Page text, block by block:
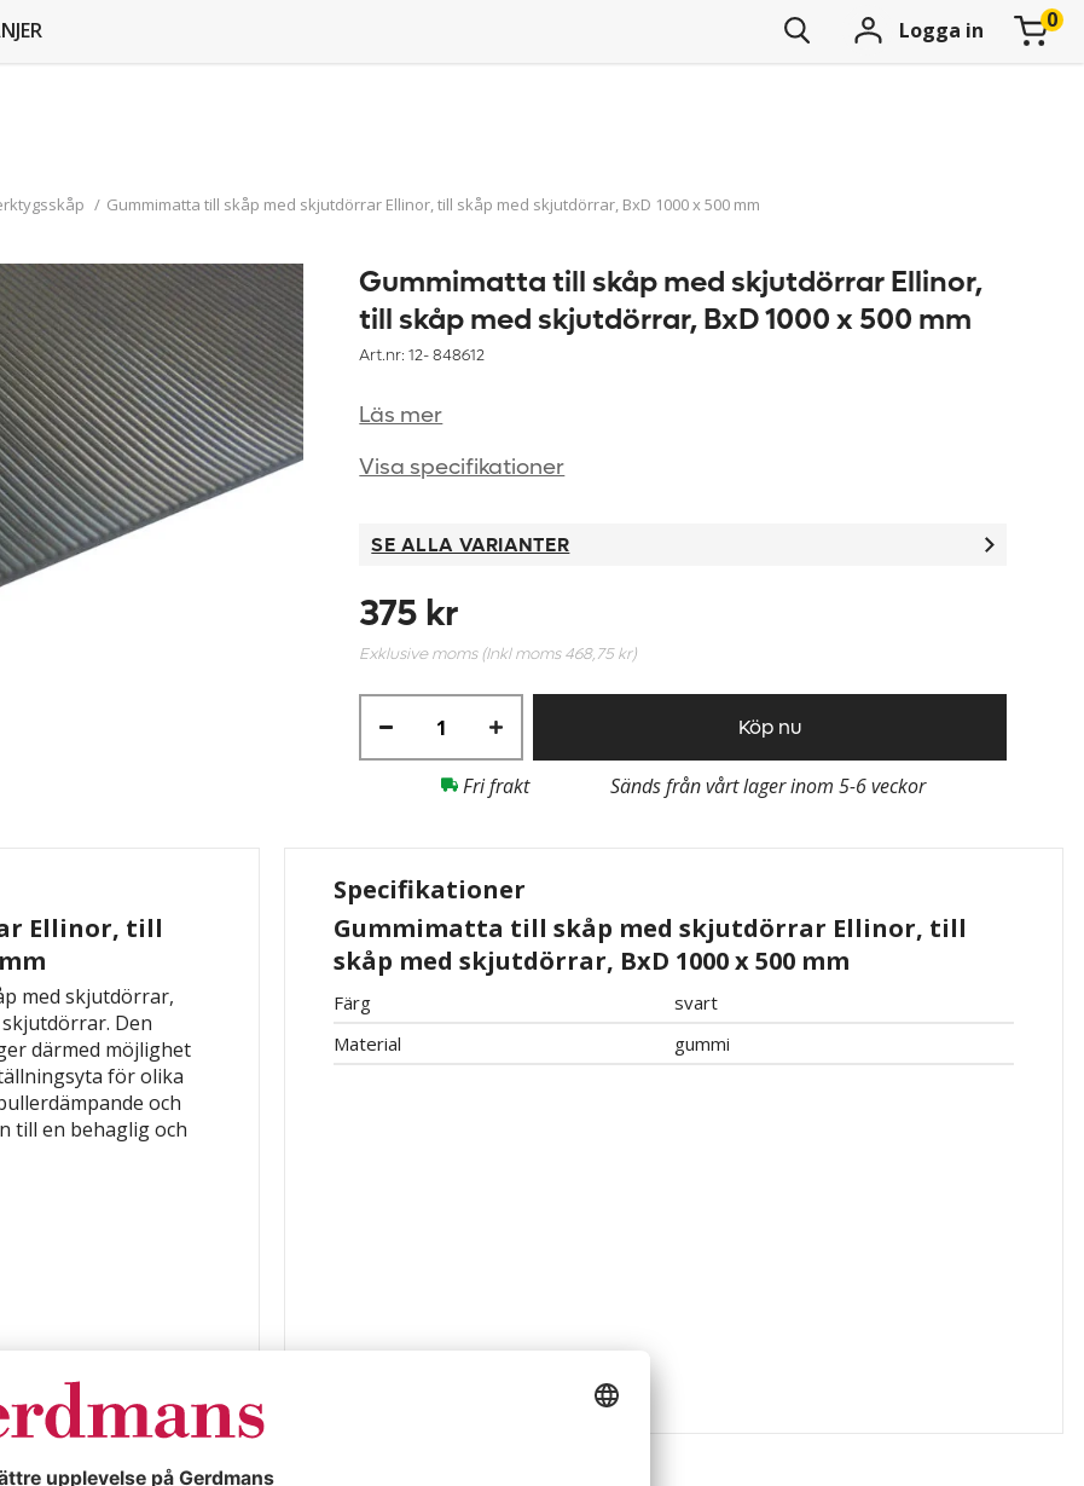
Logga in
/ Gummimatta till skåp med skjutdörrar Ellinor, till skåp med skjutdörrar, BxD 1000 x 500 mm
Gummimatta till skåp med skjutdörrar Ellinor,
till skåp med skjutdörrar, BxD 1000 x 500 mm
Art.nr: 12-848612
Läs mer
Visa specifikationer
SE ALLA VARIANTER
375 kr
Exklusive moms (Inkl moms468,75 kr)
Köp nu
Fri frakt Sänds från vårt lager inom 5-6 veckor
Ellinor, till
med skjutdörrar,
Den
därmed möjlighet
för olika
och
till en behaglig och
Specifikationer
Gummimatta till skåp med skjutdörrar Ellinor, till
skåp med skjutdörrar, BxD 1000 x 500 mm
Färg
svart
Material
gummi